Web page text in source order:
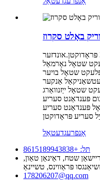
באָלט סקרוז
מיר פאָרשלאָגן מער ווי 300 פּראָדוקטן.אונדזער
שטאָל נאָרמאַל
שטאָל בויער
אַנקער
שטאָל ייַזנוואַרג
פּענדאַנט סעריע
פּענדאַנט סעריע
אָנפרעגדעטאַל
תּל: +8615189943838
שטח, דאַינאַן טאַון,
178206207@qq.com